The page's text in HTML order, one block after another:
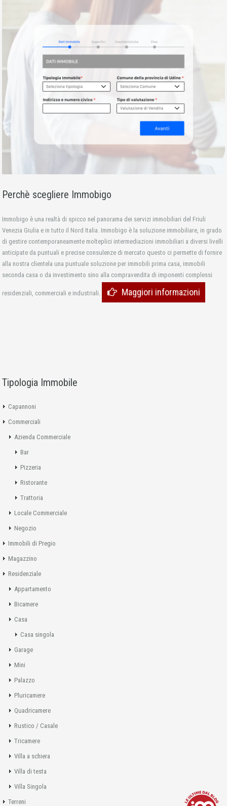
Perchè scegliere Immobigo
Immobigo è una realtà di spicco nel panorama dei servizi immobiliari del Friuli
Venezia Giulia e in tutto il Nord Italia. Immobigo è la soluzione immobiliare, in grado
di gestire contemporaneamente molteplici intermediazioni immobiliari a diversi livelli
anticipate da puntuali e precise consulenze di mercato questo ci permette di fornire
alla nostra clientela una puntuale soluzione per immobili prima casa, immobili
seconda casa o da investimento sino alla compravendita di imponenti complessi
residenziali, commerciali e industriali. Maggiori informazioni
Tipologia Immobile
Capannoni
Commerciali
Azienda Commerciale
Bar
Pizzeria
Ristorante
Trattoria
Locale Commerciale
Negozio
Immobili di Pregio
Magazzino
Residenziale
Appartamento
Bicamere
Casa
Casa singola
Garage
Mini
Palazzo
Pluricamere
Quadricamere
Rustico / Casale
Tricamere
Villa a schiera
Villa di testa
Villa Singola
Terreni